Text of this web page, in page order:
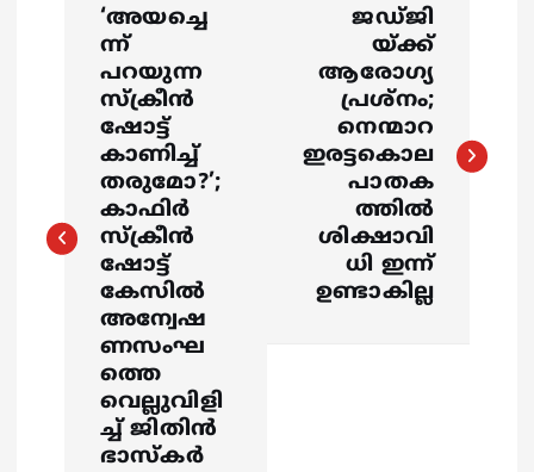
n
‘അയച്ചെ
ന്ന്
പറയുന്ന
സ്ക്രീൻ
ഷോട്ട്
കാണിച്ച്
തരുമോ?’;
കാഫിർ
സ്ക്രീൻ
ഷോട്ട്
കേസിൽ
അന്വേഷ
ണസംഘ
ത്തെ
വെല്ലുവിളി
ച്ച് ജിതിൻ
ഭാസ്കർ
ജഡ്ജി
യ്ക്ക്
ആരോഗ്യ
പ്രശ്നം;
നെന്മാറ
ഇരട്ടകൊല
പാതക
ത്തിൽ
ശിക്ഷാവി
ധി ഇന്ന്
ഉണ്ടാകില്ല